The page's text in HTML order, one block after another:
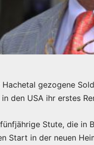
gezogene
den USA ihr erstes
Stute, die in
Start in der neuen